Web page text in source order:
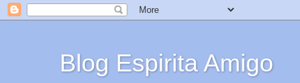
Blog Espirita Amigo